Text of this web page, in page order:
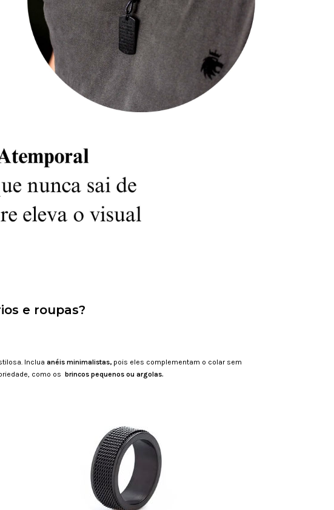
e roupas?
Inclua anéis minimalistas, pois eles complementam o colar sem
como os brincos pequenos ou argolas.